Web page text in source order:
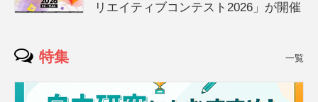
リエイティブコンテスト2026」が開催
特集 一覧